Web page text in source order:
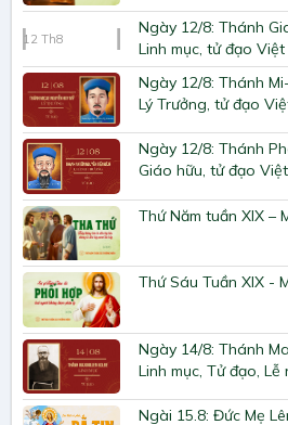
12 Th8
Ngày 12/8: Thánh
Linh mục, tử đạo Việt
Ngày 12/8: Thánh
Lý Trưởng, tử đạo
Ngày 12/8: Thánh
Giáo hữu, tử đạo
Thứ Năm tuần XIX –
Thứ Sáu Tuần XIX -
Ngày 14/8: Thánh
Linh mục, Tử đạo, Lễ
Ngài 15.8: Đức Mẹ